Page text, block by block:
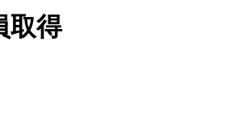
取得